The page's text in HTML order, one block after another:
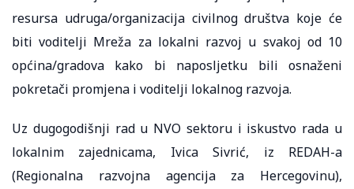
resursa udruga/organizacija civilnog društva koje će
biti voditelji Mreža za lokalni razvoj u svakoj od 10
općina/gradova kako bi naposljetku bili osnaženi
pokretači promjena i voditelji lokalnog razvoja.
Uz dugogodišnji rad u NVO sektoru i iskustvo rada u
lokalnim zajednicama, Ivica Sivrić, iz REDAH-a
(Regionalna razvojna agencija za Hercegovinu),